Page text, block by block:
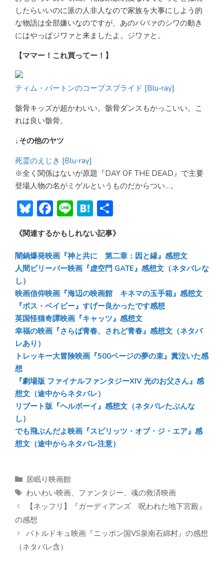
したらいいのに派の人非人なので家族を大事にしよう的
な物語は全部嫌いなのですが、あのババァのシワの動き
にはやっぱジワァと来ましたよ。ジワァと。
【ママー！これ買ってー！】
ティム・バートンのコープスブライド [Blu-ray]
骸骨キッズが超かわいい。骸骨ダンスもかっこいい。こ
れは良い骸骨。
↓その他のヤツ
死霊のえじき [Blu-ray]
※全く関係はないが原題『DAY OF THE DEAD』で主要
登場人物の名がミゲルというものだからつい…。
Bl
u
e
sk
y
F
ac
e
b
o
ok
Li
n
e
H
at
e
n
a
有
《関連するかもしれない記事》
闇鍋爆発映画『神と共に 第二章：因と縁』感想文
人間ビリーバー映画『虚空門 GATE』感想文（ネタバレな
し）
映画信仰映画『海辺の映画館 キネマの玉手箱』感想文
『ボス・ベイビー』すげー良かったです感想
英国怪猫奇譚映画『キャッツ』感想文
幸福の映画『さらば青春、されど青春』感想文（ネタバ
レあり）
トレッキー大冒険映画『500ページの夢の束』糞泣いた感
想
『劇場版 ファイナルファンタジーXIV 光のお父さん』感
想文（途中からネタバレ）
リブート版『ヘルボーイ』感想文（ネタバレたぶんな
し）
でも飛ぶんだよ映画『スピリッツ・オブ・ジ・エア』感
想文（途中からネタバレ注意）
カ
テ
ゴ
リ
ー
居眠り映画館
タ
グ
わいわい映画、 ファンタジー、 魂の救済映画
【ネッフリ】『ガーディアンズ 呪われた地下宮殿』
の感想
バトルドキュ映画『ニッポン国VS泉南石綿村』の感想
（ネタバレ含）